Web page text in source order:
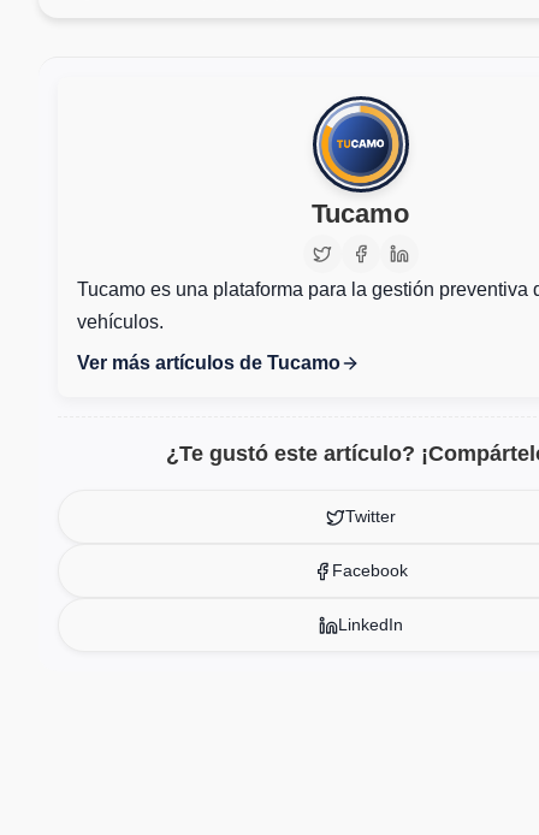
Tucamo
Tucamo es una plataforma para la gestión preventiva
vehículos.
Ver más artículos de Tucamo
¿Te gustó este artículo?
Twitter
Facebook
LinkedIn